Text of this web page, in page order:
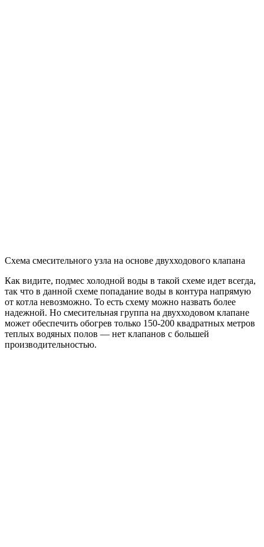
Схема смесительного узла на основе двухходового клапана
Как видите, подмес холодной воды в такой схеме идет всегда,
так что в данной схеме попадание воды в контура напрямую
от котла невозможно. То есть схему можно назвать более
надежной. Но смесительная группа на двухходовом клапане
может обеспечить обогрев только 150-200 квадратных метров
теплых водяных полов — нет клапанов с большей
производительностью.